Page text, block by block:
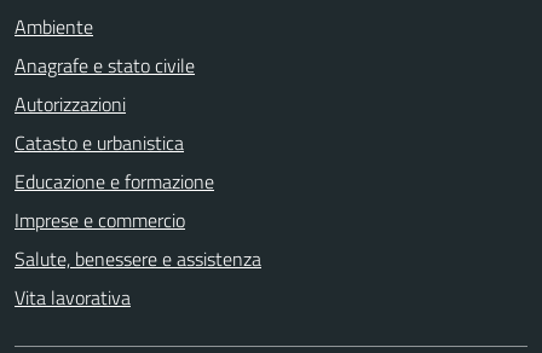
Ambiente
Anagrafe e stato civile
Autorizzazioni
Catasto e urbanistica
Educazione e formazione
Imprese e commercio
Salute, benessere e assistenza
Vita lavorativa